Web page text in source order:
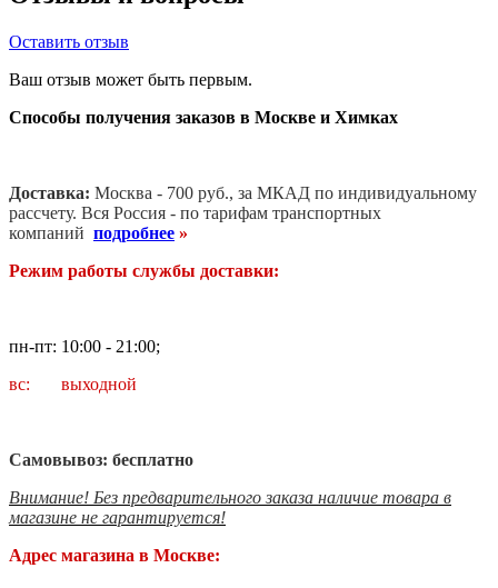
Оставить отзыв
Ваш отзыв может быть первым.
Способы получения заказов в Москве и Химках
Доставка: Москва - 700 руб., за МКАД по индивидуальному
рассчету. Вся Россия - по тарифам транспортных
компаний подробнее »
Режим работы службы доставки:
пн-пт: 10:00 - 21:00;
вс: выходной
Самовывоз: бесплатно
Внимание! Без предварительного заказа наличие товара в
магазине не гарантируется!
Адрес магазина в Москве: